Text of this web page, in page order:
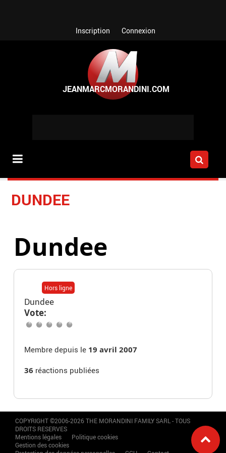
Inscription Connexion
DUNDEE
Dundee
Hors ligne
Dundee
Vote:
Membre depuis le 19 avril 2007
36 réactions publiées
COPYRIGHT ©2006-2026 THE MORANDINI FAMILY SARL - TOUS
DROITS RESERVES
Mentions légales
Politique cookies
Gestion des cookies